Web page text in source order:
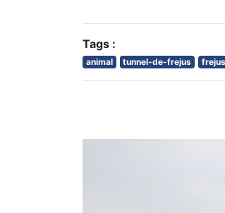
Tags :
animal tunnel-de-frejus frejus